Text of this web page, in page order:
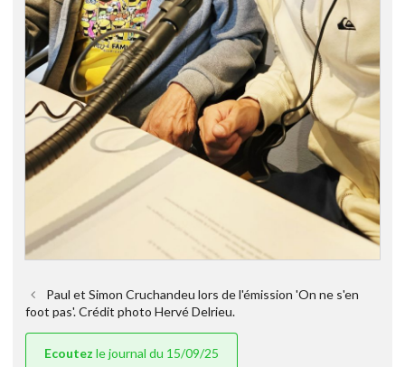
Paul et Simon Cruchandeu lors de l'émission 'On ne s'en
foot pas'. Crédit photo Hervé Delrieu.
Ecoutez le journal du 15/09/25